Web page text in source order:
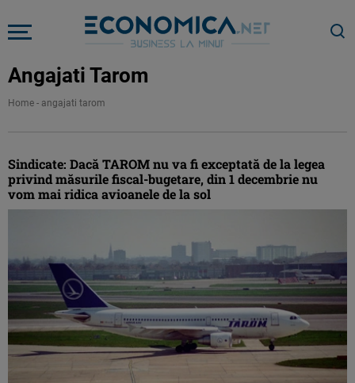
Angajati Tarom
Home - angajati tarom
Sindicate: Dacă TAROM nu va fi exceptată de la legea
privind măsurile fiscal-bugetare, din 1 decembrie nu
vom mai ridica avioanele de la sol